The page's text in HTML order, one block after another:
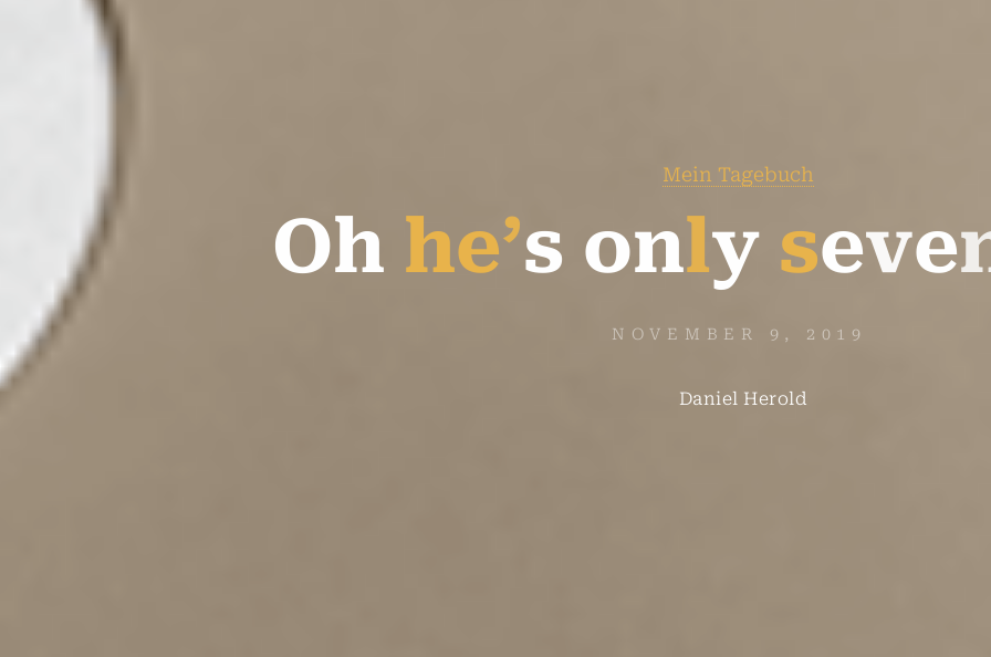
Mein Tagebuch
Oh he’s only seve
e
NOVEMBER 9, 2019
Daniel Herold